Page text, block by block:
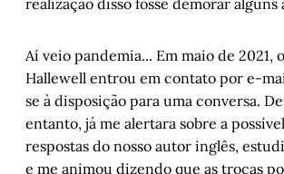
A medida das coisas humanas:
1903: A morte de Barros Cassal,
esquecimentos
realização disso fosse demorar alguns
Aí veio pandemia... Em maio de 2021,
Hallewell entrou em contato por e-
se à disposição para uma conversa.
entanto, já me alertara sobre a
respostas do nosso autor inglês,
e me animou dizendo que as trocas